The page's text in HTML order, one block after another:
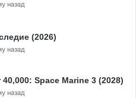
назад
(2026)
назад
40,000: Space Marine 3 (2028)
назад